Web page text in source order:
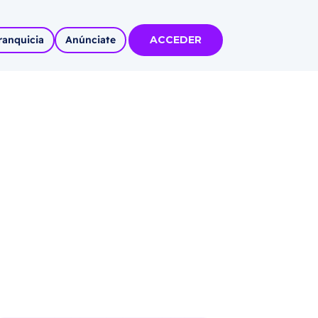
Anúnciate ACCEDER